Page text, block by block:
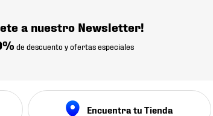
a nuestro Newsletter!
de descuento y ofertas especiales
Encuentra tu Tienda